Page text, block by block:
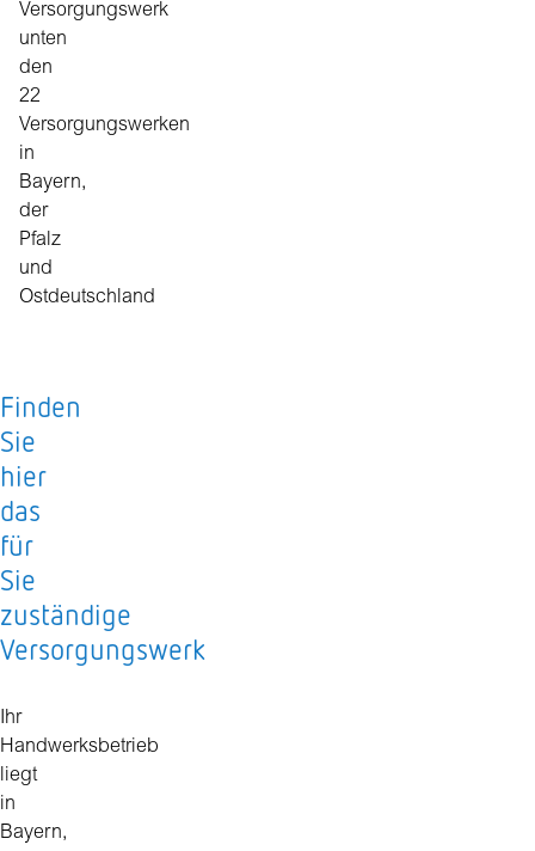
Versorgungswerk
unten
den
22
Versorgungswerken
in
Bayern,
der
Pfalz
und
Ostdeutschland
Finden
Sie
hier
das
für
Sie
zuständige
Versorgungswerk
Ihr
Handwerksbetrieb
liegt
in
Bayern,